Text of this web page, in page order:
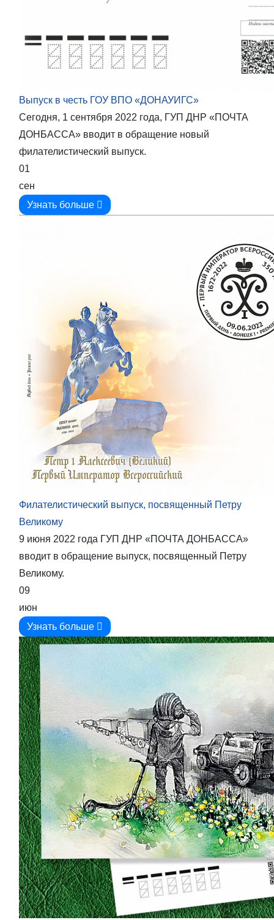
Выпуск в честь ГОУ ВПО «ДОНАУИГС»
Сегодня, 1 сентября 2022 года, ГУП ДНР «ПОЧТА
ДОНБАССА» вводит в обращение новый
филателистический выпуск.
01
сен
Узнать больше
Филателистический выпуск, посвященный Петру
Великому
9 июня 2022 года ГУП ДНР «ПОЧТА ДОНБАССА»
вводит в обращение выпуск, посвященный Петру
Великому.
09
июн
Узнать больше